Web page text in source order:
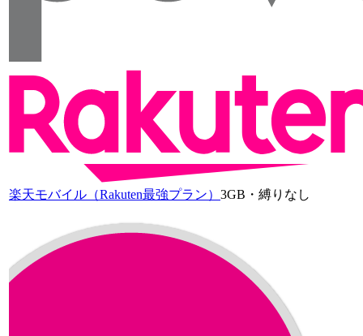
楽天モバイル（Rakuten最強プラン） 3GB・縛りなし